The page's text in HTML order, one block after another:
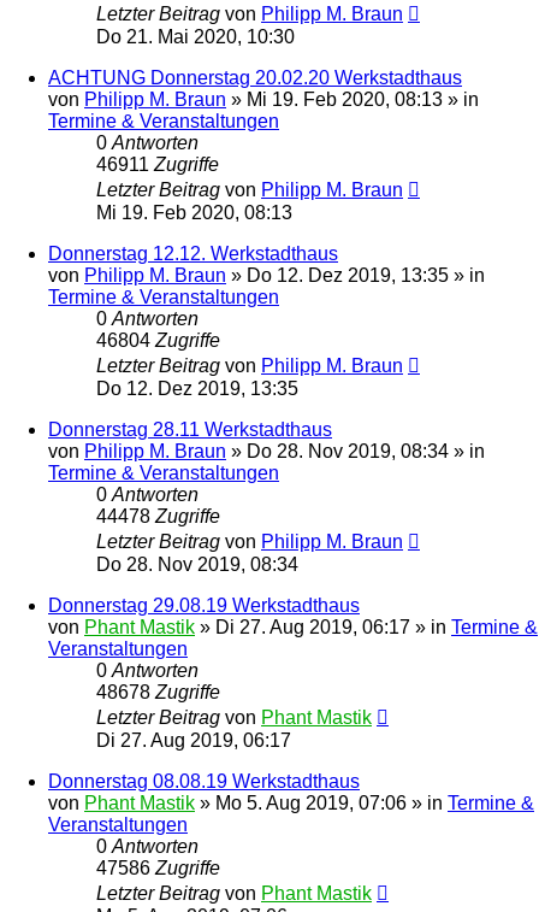
Letzter Beitrag von Philipp M. Braun
Do 21. Mai 2020, 10:30
ACHTUNG Donnerstag 20.02.20 Werkstadthaus
von Philipp M. Braun » Mi 19. Feb 2020, 08:13 » in
Termine & Veranstaltungen
0 Antworten
46911 Zugriffe
Letzter Beitrag von Philipp M. Braun
Mi 19. Feb 2020, 08:13
Donnerstag 12.12. Werkstadthaus
von Philipp M. Braun » Do 12. Dez 2019, 13:35 » in
Termine & Veranstaltungen
0 Antworten
46804 Zugriffe
Letzter Beitrag von Philipp M. Braun
Do 12. Dez 2019, 13:35
Donnerstag 28.11 Werkstadthaus
von Philipp M. Braun » Do 28. Nov 2019, 08:34 » in
Termine & Veranstaltungen
0 Antworten
44478 Zugriffe
Letzter Beitrag von Philipp M. Braun
Do 28. Nov 2019, 08:34
Donnerstag 29.08.19 Werkstadthaus
von Phant Mastik » Di 27. Aug 2019, 06:17 » in Termine &
Veranstaltungen
0 Antworten
48678 Zugriffe
Letzter Beitrag von Phant Mastik
Di 27. Aug 2019, 06:17
Donnerstag 08.08.19 Werkstadthaus
von Phant Mastik » Mo 5. Aug 2019, 07:06 » in Termine &
Veranstaltungen
0 Antworten
47586 Zugriffe
Letzter Beitrag von Phant Mastik